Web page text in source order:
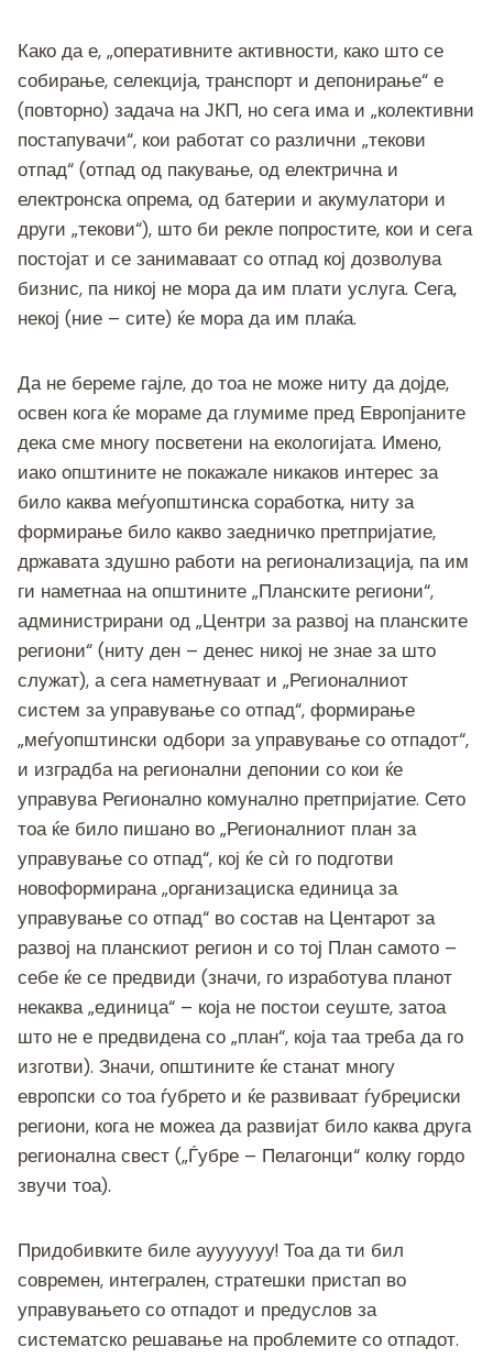
Како да е, „оперативните активности, како што се
собирање, селекција, транспорт и депонирање“ е
(повторно) задача на ЈКП, но сега има и „колективни
постапувачи“, кои работат со различни „текови
отпад“ (отпад од пакување, од електрична и
електронска опрема, од батерии и акумулатори и
други „текови“), што би рекле попростите, кои и сега
постојат и се занимаваат со отпад кој дозволува
бизнис, па никој не мора да им плати услуга. Сега,
некој (ние – сите) ќе мора да им плаќа.
Да не береме гајле, до тоа не може ниту да дојде,
освен кога ќе мораме да глумиме пред Европјаните
дека сме многу посветени на екологијата. Имено,
иако општините не покажале никаков интерес за
било каква меѓуопштинска соработка, ниту за
формирање било какво заедничко претпријатие,
државата здушно работи на регионализација, па им
ги наметнаа на општините „Планските региони“,
администрирани од „Центри за развој на планските
региони“ (ниту ден – денес никој не знае за што
служат), а сега наметнуваат и „Регионалниот
систем за управување со отпад“, формирање
„меѓуопштински одбори за управување со отпадот“,
и изградба на регионални депонии со кои ќе
управува Регионално комунално претпријатие. Сето
тоа ќе било пишано во „Регионалниот план за
управување со отпад“, кој ќе сѝ го подготви
новоформирана „организациска единица за
управување со отпад“ во состав на Центарот за
развој на планскиот регион и со тој План самото –
себе ќе се предвиди (значи, го изработува планот
некаква „единица“ – која не постои сеуште, затоа
што не е предвидена со „план“, која таа треба да го
изготви). Значи, општините ќе станат многу
европски со тоа ѓубрето и ќе развиваат ѓубреџиски
региони, кога не можеа да развијат било каква друга
регионална свест („Ѓубре – Пелагонци“ колку гордо
звучи тоа).
Придобивките биле аууууууу! Тоа да ти бил
современ, интегрален, стратешки пристап во
управувањето со отпадот и предуслов за
систематско решавање на проблемите со отпадот.